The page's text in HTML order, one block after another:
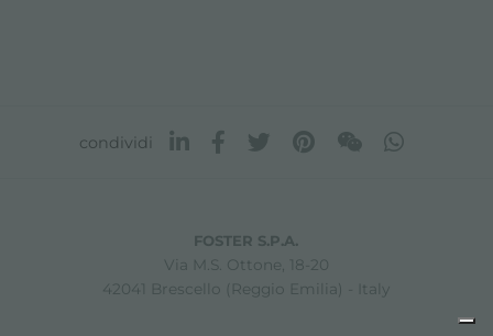
condividi
FOSTER S.P.A.
Via M.S. Ottone, 18-20
42041 Brescello (Reggio Emilia) - Italy